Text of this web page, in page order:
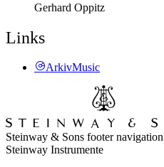
Gerhard Oppitz
Links
ArkivMusic
Steinway & Sons footer navigation
Steinway Instrumente